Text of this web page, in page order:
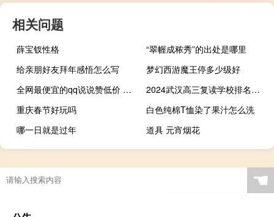
相关问题
薛宝钗性格
“翠幄成秾秀”的出处是哪里
给亲朋好友拜年感悟怎么写
梦幻西游魔王停多少级好
全网最便宜的qq说说赞低价 九九的购买经历(qq说说低价赞网站)
2024武汉高三复读学校排名靠前的学校
重庆春节好玩吗
白色纯棉T恤染了果汁怎么洗
哪一日就是过年
道具 元宵烟花
☚